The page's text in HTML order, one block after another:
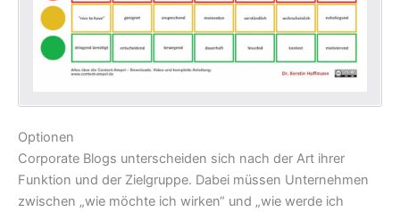
Optionen
Corporate Blogs unterscheiden sich nach der Art ihrer
Funktion und der Zielgruppe. Dabei müssen Unternehmen
zwischen „wie möchte ich wirken“ und „wie werde ich